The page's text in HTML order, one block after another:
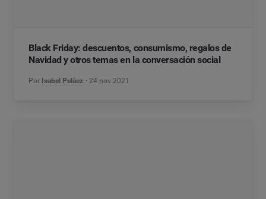
Black Friday: descuentos, consumismo, regalos de
Navidad y otros temas en la conversación social
Por Isabel Peláez 24 nov 2021